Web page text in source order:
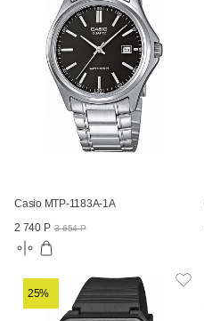
Casio MTP-1183A-1A
2 740 Р 3 654 Р
25%